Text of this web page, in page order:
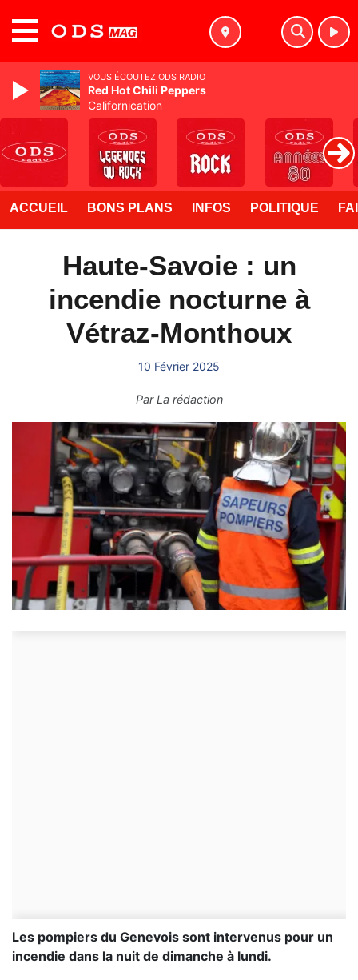
ACCUEIL BONS PLANS INFOS POLITIQUE
Haute-Savoie : un
incendie nocturne à
Vétraz-Monthoux
10 Février 2025
ParLa rédaction
Les pompiers du Genevois sont intervenus pour un
incendie dans la nuit de dimanche à lundi.
VOUS ÉCOUTEZ ODS RADIO
Red Hot Chili Peppers
Californication